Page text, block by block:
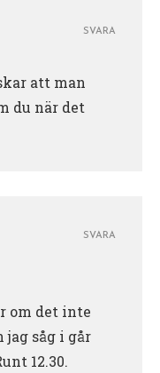
att man
du när det
SVARA
om det inte
såg i går
12.30.
SVARA